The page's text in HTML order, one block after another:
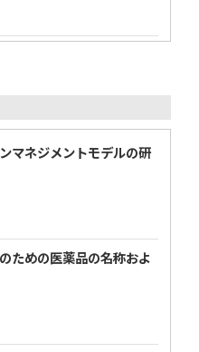
マネジメントモデルの研
ための医薬品の名称およ